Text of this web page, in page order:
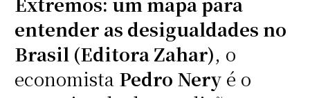
entender as desigualdades no
Brasil (Editora Zahar), o
economista Pedro Neryé o